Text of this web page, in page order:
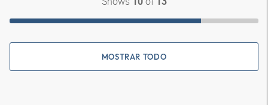
MOSTRAR TODO